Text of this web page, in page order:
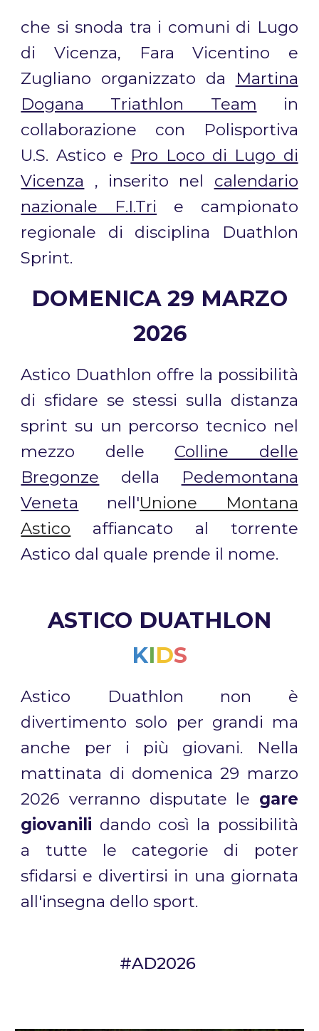
che si snoda tra i comuni di Lugo
di Vicenza, Fara Vicentino e
Zugliano organizzato da
Martina
Dogana Triathlon Team in
collaborazione con Polisportiva
U.S. Astico e Pro Loco di Lugo di
Vicenza , inserito nel calendario
nazionale F.I.Tri e campionato
regionale di disciplina Duathlon
Sprint.
DOMENICA 29 MARZO
2026
Astico Duathlon offre la possibilità
di sfidare se stessi sulla distanza
sprint su un percorso tecnico nel
mezzo delle Colline delle
Bregonze della
Pedemontana
Veneta nell'Unione Montana
Astico affiancato al torrente
Astico dal quale prende il nome.
ASTICO DUATHLON
KIDS
Astico Duathlon non è
divertimento solo per grandi ma
anche per i più giovani. Nella
mattinata di domenica 29 marzo
2026 verranno disputate le gare
giovanili dando così la possibilità
a tutte le categorie di poter
sfidarsi e divertirsi in una giornata
all'insegna dello sport.
#AD2026